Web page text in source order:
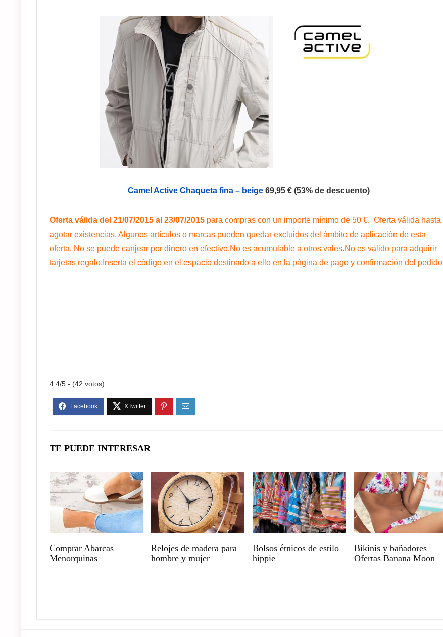
Camel Active Chaqueta fina – beige69,95 € (53% de descuento)
Oferta válida del 21/07/2015 al 23/07/2015 para compras con un importe mínimo de 50 €. Oferta válida hasta
agotar existencias. Algunos artículos o marcas pueden quedar excluidos del ámbito de aplicación de esta
oferta. No se puede canjear por dinero en efectivo.No es acumulable a otros vales.No es válido para adquirir
tarjetas regalo.Inserta el código en el espacio destinado a ello en la página de pago y confirmación del pedido
4.4/5 - (42 votos)
TE PUEDE INTERESAR
Comprar Abarcas
Menorquinas
Relojes de madera para
hombre y mujer
Bolsos étnicos de estilo
hippie
Bikinis y bañadores –
Ofertas Banana Moon